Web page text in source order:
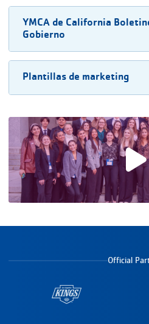
YMCA de California
Gobierno
Plantillas de marketing
Official